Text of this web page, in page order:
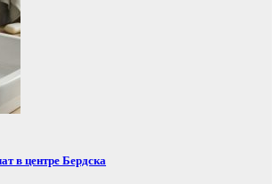
в центре Бердска